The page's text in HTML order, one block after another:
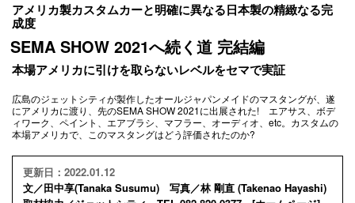
アメリカ製カスタムカーと明確に異なる日本製の精緻なる完
成度
SEMA SHOW 2021へ続く道 完結編
本場アメリカに引けを取らないレベルをセマで実証
広島のジェットシティが製作したオールジャパンメイドのマスタングが、遂
にアメリカに渡り、先のSEMA SHOW 2021に出展された! エアサス、ボデ
ィワーク、ペイント、エアブラシ、マフラー、オーディオ、etc。カスタムの
本場アメリカで、このマスタングはどう評価されたのか?
更新日：2022.01.12
文／田中享(Tanaka Susumu) 写真／林 剛直 (Takenao Hayashi)